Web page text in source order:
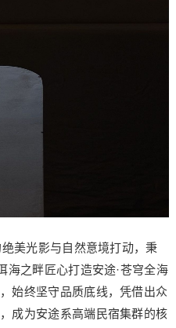
美光影与自然意境打动，秉
海之畔匠心打造安途·苍穹全海
始终坚守品质底线，凭借出众
成为安途系高端民宿集群的核